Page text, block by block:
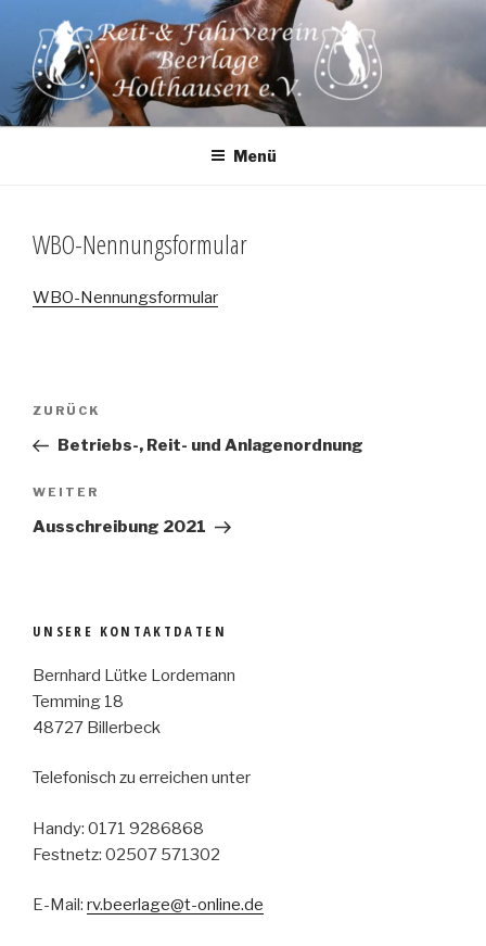
Inhalt
springen
Menü
WBO-Nennungsformular
WBO-Nennungsformular
Beitragsnavigation
Vorheriger
Beitrag
ZURÜCK
Betriebs-, Reit- und Anlagenordnung
Nächster
Beitrag
WEITER
Ausschreibung 2021
UNSERE KONTAKTDATEN
Bernhard Lütke Lordemann
Temming 18
48727 Billerbeck
Telefonisch zu erreichen unter
Handy: 0171 9286868
Festnetz: 02507 571302
E-Mail: rv.beerlage@t-online.de